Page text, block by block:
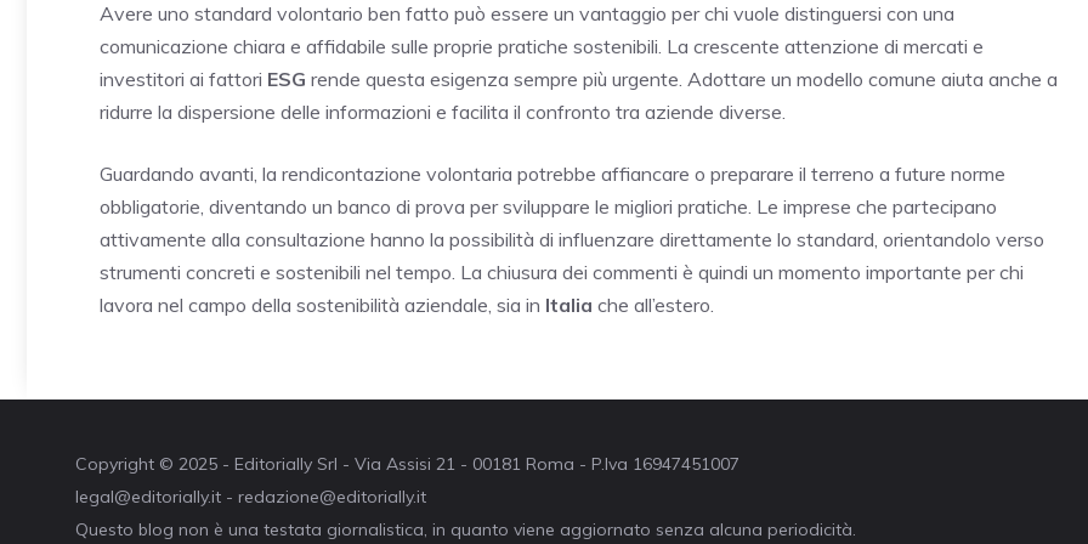
Avere uno standard volontario ben fatto può essere un vantaggio per chi vuole distinguersi con una
comunicazione chiara e affidabile sulle proprie pratiche sostenibili. La crescente attenzione di mercati e
investitori ai fattori ESG rende questa esigenza sempre più urgente. Adottare un modello comune aiuta anche a
ridurre la dispersione delle informazioni e facilita il confronto tra aziende diverse.
Guardando avanti, la rendicontazione volontaria potrebbe affiancare o preparare il terreno a future norme
obbligatorie, diventando un banco di prova per sviluppare le migliori pratiche. Le imprese che partecipano
attivamente alla consultazione hanno la possibilità di influenzare direttamente lo standard, orientandolo verso
strumenti concreti e sostenibili nel tempo. La chiusura dei commenti è quindi un momento importante per chi
lavora nel campo della sostenibilità aziendale, sia in Italia che all’estero.
Copyright © 2025 - Editorially Srl - Via Assisi 21 - 00181 Roma - P.Iva 16947451007
legal@editorially.it - redazione@editorially.it
Questo blog non è una testata giornalistica, in quanto viene aggiornato senza alcuna periodicità.